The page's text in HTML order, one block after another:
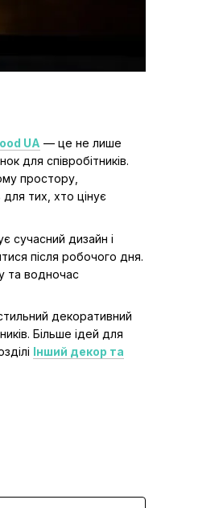
UA — це не лише
для співробітників.
простору,
тих, хто цінує
сучасний дизайн і
після робочого дня.
та водночас
декоративний
Більше ідей для
Інший декор та